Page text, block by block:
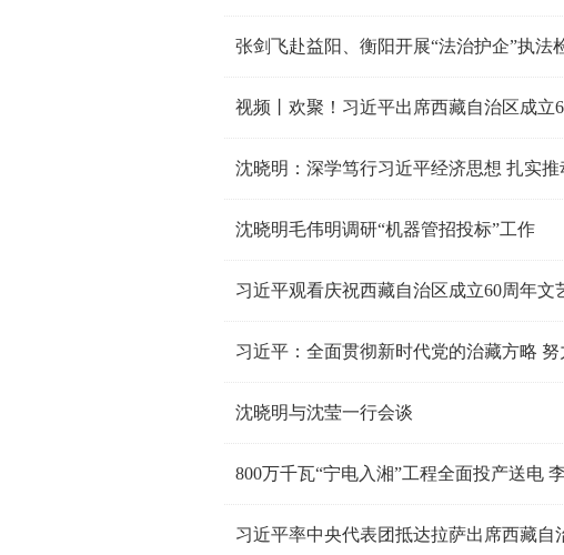
张剑飞赴益阳、衡阳开展“法治护企”执法
视频丨欢聚！习近平出席西藏自治区成立
沈晓明：深学笃行习近平经济思想 扎实
沈晓明毛伟明调研“机器管招投标”工作
习近平观看庆祝西藏自治区成立60周年文
沈晓明与沈莹一行会谈
习近平率中央代表团抵达拉萨出席西藏自